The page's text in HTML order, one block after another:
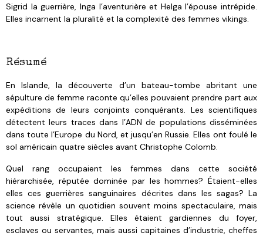
Sigrid la guerrière, Inga l’aventurière et Helga l’épouse intrépide.
Elles incarnent la pluralité et la complexité des femmes vikings.
Résumé
En Islande, la découverte d’un bateau-tombe abritant une
sépulture de femme raconte qu’elles pouvaient prendre part aux
expéditions de leurs conjoints conquérants. Les scientifiques
détectent leurs traces dans l’ADN de populations disséminées
dans toute l’Europe du Nord, et jusqu’en Russie. Elles ont foulé le
sol américain quatre siècles avant Christophe Colomb.
Quel rang occupaient les femmes dans cette société
hiérarchisée, réputée dominée par les hommes? Étaient-elles
elles ces guerrières sanguinaires décrites dans les sagas? La
science révèle un quotidien souvent moins spectaculaire, mais
tout aussi stratégique. Elles étaient gardiennes du foyer,
esclaves ou servantes, mais aussi capitaines d’industrie, cheffes